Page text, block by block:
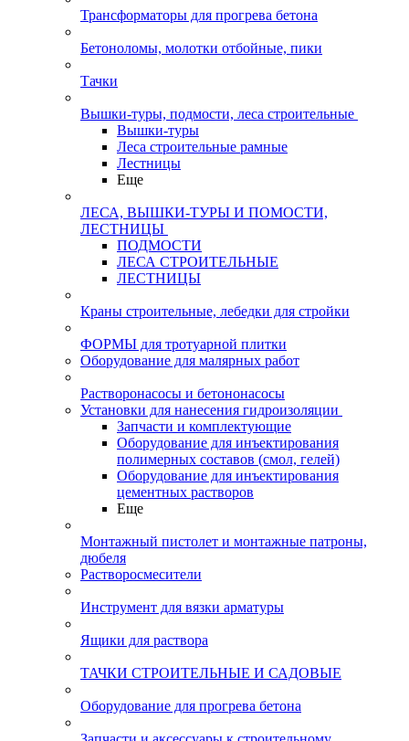
Трансформаторы для прогрева бетона
Бетоноломы, молотки отбойные, пики
Тачки
Вышки-туры, подмости, леса строительные
Вышки-туры
Леса строительные рамные
Лестницы
Еще
ЛЕСА, ВЫШКИ-ТУРЫ И ПОМОСТИ,
ЛЕСТНИЦЫ
ПОДМОСТИ
ЛЕСА СТРОИТЕЛЬНЫЕ
ЛЕСТНИЦЫ
Краны строительные, лебедки для стройки
ФОРМЫ для тротуарной плитки
Оборудование для малярных работ
Растворонасосы и бетононасосы
Установки для нанесения гидроизоляции
Запчасти и комплектующие
Оборудование для инъектирования
полимерных составов (смол, гелей)
Оборудование для инъектирования
цементных растворов
Еще
Монтажный пистолет и монтажные патроны,
дюбеля
Растворосмесители
Инструмент для вязки арматуры
Ящики для раствора
ТАЧКИ СТРОИТЕЛЬНЫЕ И САДОВЫЕ
Оборудование для прогрева бетона